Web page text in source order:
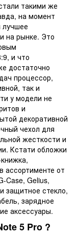
такими же
на момент
лучшее
на рынке. Это
и что
достаточно
процессор,
так и
у модели не
и
декоративной
чехол для
жесткости и
Кстати обложки
ассортименте от
Case, Gelius,
защитное стекло,
зарядное
аксессуары.
5 Pro ?